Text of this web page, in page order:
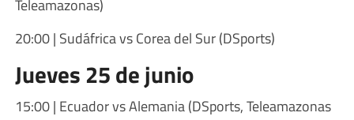
Teleamazonas)
20:00 | Sudáfrica vs Corea del Sur (DSports)
Jueves 25 de junio
15:00 | Ecuador vs Alemania (DSports, Teleamazonas